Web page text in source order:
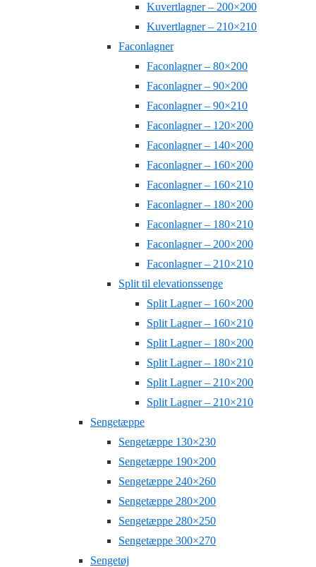
Kuvertlagner – 200×200
Kuvertlagner – 210×210
Faconlagner
Faconlagner – 80×200
Faconlagner – 90×200
Faconlagner – 90×210
Faconlagner – 120×200
Faconlagner – 140×200
Faconlagner – 160×200
Faconlagner – 160×210
Faconlagner – 180×200
Faconlagner – 180×210
Faconlagner – 200×200
Faconlagner – 210×210
Split til elevationssenge
Split Lagner – 160×200
Split Lagner – 160×210
Split Lagner – 180×200
Split Lagner – 180×210
Split Lagner – 210×200
Split Lagner – 210×210
Sengetæppe
Sengetæppe 130×230
Sengetæppe 190×200
Sengetæppe 240×260
Sengetæppe 280×200
Sengetæppe 280×250
Sengetæppe 300×270
Sengetøj